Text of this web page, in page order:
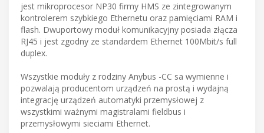
jest mikroprocesor NP30 firmy HMS ze zintegrowanym
kontrolerem szybkiego Ethernetu oraz pamięciami RAM i
flash. Dwuportowy moduł komunikacyjny posiada złącza
RJ45 i jest zgodny ze standardem Ethernet 100Mbit/s full
duplex.
Wszystkie moduły z rodziny Anybus -CC sa wymienne i
pozwalają producentom urządzeń na prostą i wydajną
integrację urządzeń automatyki przemysłowej z
wszystkimi ważnymi magistralami fieldbus i
przemysłowymi sieciami Ethernet.